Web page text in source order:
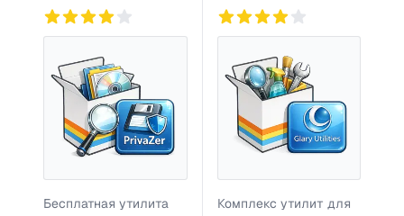
Бесплатная утилита
Комплекс утилит для